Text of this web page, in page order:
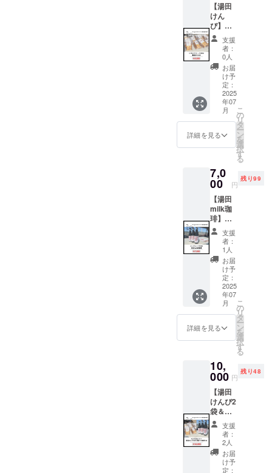
【湯田
けん
ぴ】を
提供し
ます。
原材
料：さ
つま芋
(山口市
秋穂
産)、砂
糖(さと
うきび
(種子島
産))、食
内容
量：82
ｇ 賞味
期限：
2025年
7月24日
保存方
法：直
射日
光、高
温多湿
のとこ
ろでの
保存は
避けて
下さい
「食品
ラベル
に表記
す。 商
品開封
前には
必ずお
届けの
リター
ンに貼
付され
支援
者：
0人
お届
け予
定：
2025
年07
月
詳細を見る
こ
の
リ
タ
ー
ン
を
選
択
す
る
7,0
00 円
残り99
【湯田
milk珈
琲】を
提供し
ます。
原材
料：
コー
ヒー(国
内製
造)、砂
糖(甜菜
糖) 内容
量：
500ml
2025年
11月12
日 保存
方法：
直射日
光を避
け、冷
暗所に
保存 使
用方
法：4倍
支援
者：
1人
お届
け予
定：
2025
年07
月
詳細を見る
こ
の
リ
タ
ー
ン
を
選
択
す
る
10,
000 円
残り48
【湯田
けんぴ2
袋＆湯
田milk
珈琲1
本】を
提供し
ます。
【湯田
支援
者：
2人
お届
け予
定：